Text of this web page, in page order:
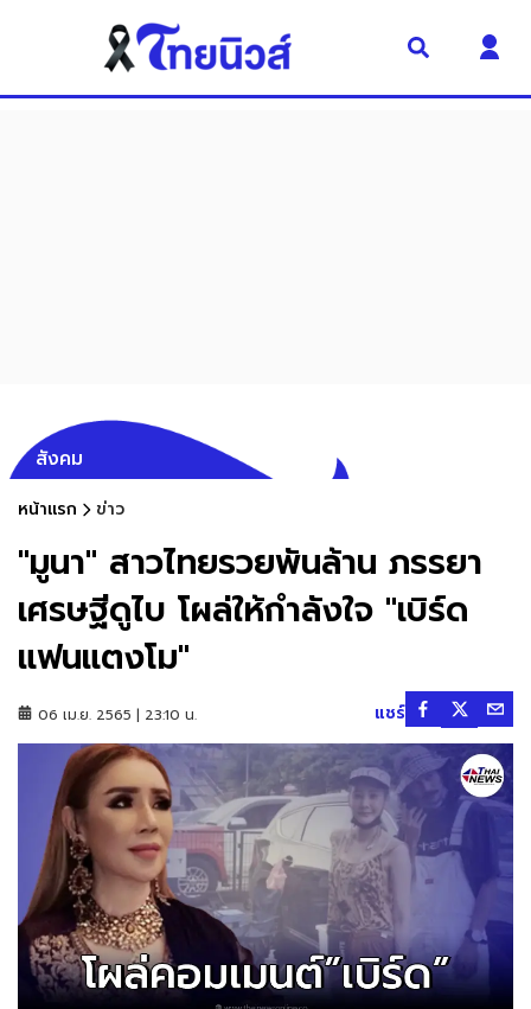
สังคม
หน้าแรก ข่าว
"มูนา" สาวไทยรวยพันล้าน ภรรยา
เศรษฐีดูไบ โผล่ให้กำลังใจ "เบิร์ด
แฟนแตงโม"
06 เม.ย. 2565 | 23:10 น. แชร์